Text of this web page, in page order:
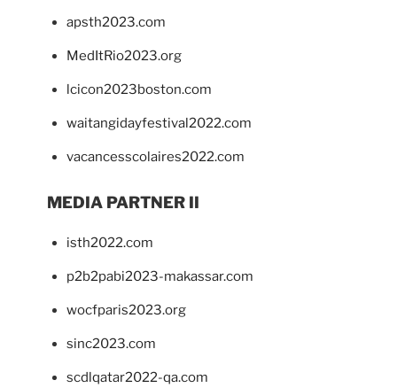
apsth2023.com
MedItRio2023.org
lcicon2023boston.com
waitangidayfestival2022.com
vacancesscolaires2022.com
MEDIA PARTNER II
isth2022.com
p2b2pabi2023-makassar.com
wocfparis2023.org
sinc2023.com
scdlqatar2022-qa.com